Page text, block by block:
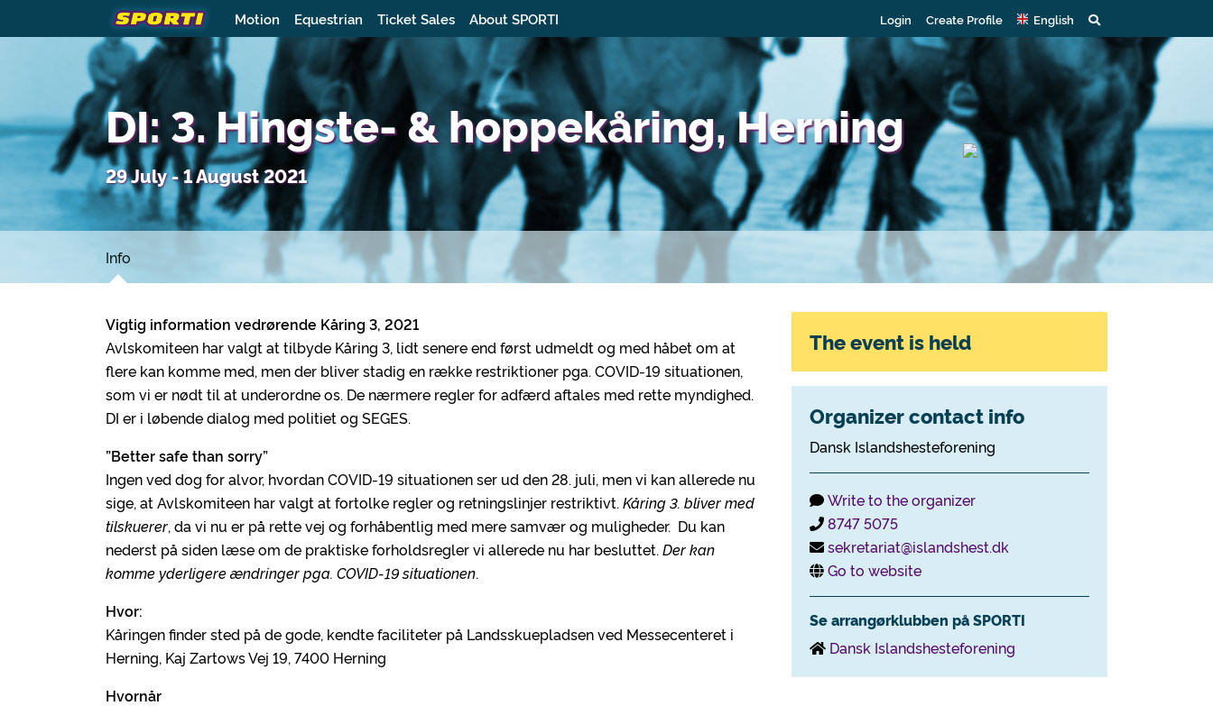
Motion Equestrian Ticket Sales About SPORTI Login Create Profile English
DI: 3. Hingste- & hoppekåring, Herning
29 July - 1 August 2021
Info
Vigtig information vedrørende Kåring 3, 2021
Avlskomiteen har valgt at tilbyde Kåring 3, lidt senere end først udmeldt og med håbet om at
flere kan komme med, men der bliver stadig en række restriktioner pga. COVID-19 situationen,
som vi er nødt til at underordne os. De nærmere regler for adfærd aftales med rette myndighed.
DI er i løbende dialog med politiet og SEGES.
”Better safe than sorry”
Ingen ved dog for alvor, hvordan COVID-19 situationen ser ud den 28. juli, men vi kan allerede nu
sige, at Avlskomiteen har valgt at fortolke regler og retningslinjer restriktivt. Kåring 3. bliver med
tilskuerer, da vi nu er på rette vej og forhåbentlig med mere samvær og muligheder. Du kan
nederst på siden læse om de praktiske forholdsregler vi allerede nu har besluttet. Der kan
komme yderligere ændringer pga. COVID-19 situationen.
Hvor:
Kåringen finder sted på de gode, kendte faciliteter på Landsskuepladsen ved Messecenteret i
Herning, Kaj Zartows Vej 19, 7400 Herning
Hvornår
The event is held
Organizer contact info
Dansk Islandshesteforening
Write to the organizer
8747 5075
sekretariat@islandshest.dk
Go to website
Se arrangørklubben på SPORTI
Dansk Islandshesteforening